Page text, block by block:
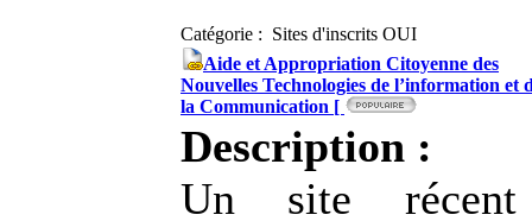
Catégorie : Sites d'inscrits OUI
Aide et Appropriation Citoyenne des
Nouvelles Technologies de l’information et
la Communication [
Description :
Un site